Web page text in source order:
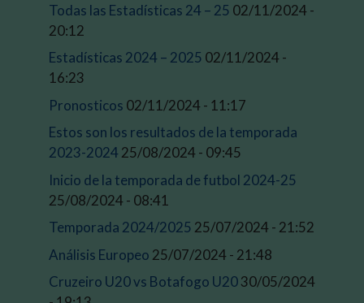
Todas las Estadísticas 24 – 25 02/11/2024 -
20:12
Estadísticas 2024 – 2025 02/11/2024 -
16:23
Pronosticos 02/11/2024 - 11:17
Estos son los resultados de la temporada
2023-2024 25/08/2024 - 09:45
Inicio de la temporada de futbol 2024-25
25/08/2024 - 08:41
Temporada 2024/2025 25/07/2024 - 21:52
Análisis Europeo 25/07/2024 - 21:48
Cruzeiro U20 vs Botafogo U2030/05/2024